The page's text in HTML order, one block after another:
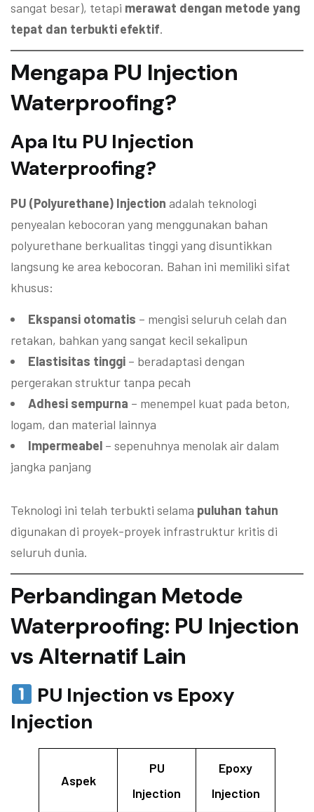
sangat besar), tetapi merawat dengan metode yang
tepat dan terbukti efektif.
Mengapa PU Injection
Waterproofing?
Apa Itu PU Injection
Waterproofing?
PU (Polyurethane) Injection adalah teknologi
penyealan kebocoran yang menggunakan bahan
polyurethane berkualitas tinggi yang disuntikkan
langsung ke area kebocoran. Bahan ini memiliki sifat
khusus:
Ekspansi otomatis – mengisi seluruh celah dan
retakan, bahkan yang sangat kecil sekalipun
Elastisitas tinggi – beradaptasi dengan
pergerakan struktur tanpa pecah
Adhesi sempurna – menempel kuat pada beton,
logam, dan material lainnya
Impermeabel – sepenuhnya menolak air dalam
jangka panjang
Teknologi ini telah terbukti selama puluhan tahun
digunakan di proyek-proyek infrastruktur kritis di
seluruh dunia.
Perbandingan Metode
Waterproofing: PU Injection
vs Alternatif Lain
PU Injection vs Epoxy
Injection
Aspek
PU
Injection
Epoxy
Injection